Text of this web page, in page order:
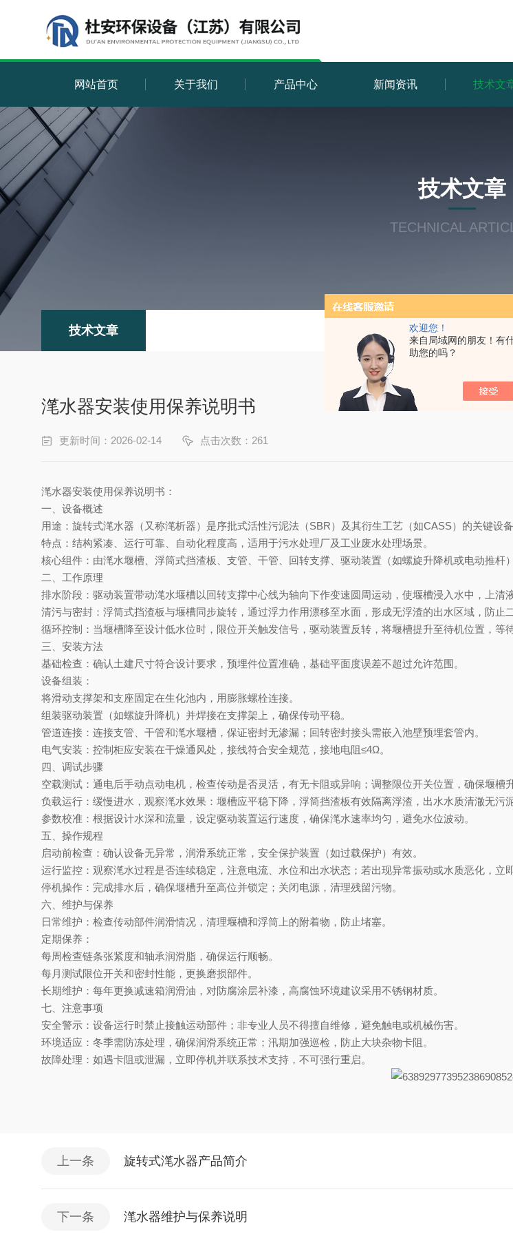
欢迎您！
来自局域网的朋友！有
助您的吗？
网站首页 关于我们 产品中心 新闻资讯 技术文
技术文章
TECHNICAL
技术文章
滗水器安装使用保养说明书
更新时间：2026-02-14 点击次数：261
滗水器安装使用保养说明书：
一、设备概述
用途 ：旋转式滗水器（又称滗析器）是序批式活性污泥法（SBR）及其衍生工艺（如CASS）的关键设
特点 ‌：结构紧凑、运行可靠、自动化程度高，适用于污水处理厂及工业废水处理场景。
核心组件 ：由滗水堰槽、浮筒式挡渣板、支管、干管、回转支撑、驱动装置（如螺旋升降机或电动推杆
二、工作原理
排水阶段 ：驱动装置带动滗水堰槽以回转支撑中心线为轴向下作变速圆周运动，使堰槽浸入水中，上清
清污与密封 ：浮筒式挡渣板与堰槽同步旋转，通过浮力作用漂移至水面，形成无浮渣的出水区域，防止
循环控制 ：当堰槽降至设计低水位时，限位开关触发信号，驱动装置反转，将堰槽提升至待机位置，等
三、安装方法
基础检查 ‌：确认土建尺寸符合设计要求，预埋件位置准确，基础平面度误差不超过允许范围。
设备组装 ‌：
将滑动支撑架和支座固定在生化池内，用膨胀螺栓连接。
组装驱动装置（如螺旋升降机）并焊接在支撑架上，确保传动平稳。
管道连接 ‌：连接支管、干管和滗水堰槽，保证密封无渗漏；回转密封接头需嵌入池壁预埋套管内。
电气安装 ‌：控制柜应安装在干燥通风处，接线符合安全规范，接地电阻≤4Ω。
四、调试步骤
空载测试 ：通电后手动点动电机，检查传动是否灵活，有无卡阻或异响；调整限位开关位置，确保堰槽
负载运行 ：缓慢进水，观察滗水效果：堰槽应平稳下降，浮筒挡渣板有效隔离浮渣，出水水质清澈无污泥
参数校准 ‌：根据设计水深和流量，设定驱动装置运行速度，确保滗水速率均匀，避免水位波动。
五、操作规程
启动前检查 ‌：确认设备无异常，润滑系统正常，安全保护装置（如过载保护）有效。
运行监控 ：观察滗水过程是否连续稳定，注意电流、水位和出水状态；若出现异常振动或水质恶化，立
停机操作 ‌：完成排水后，确保堰槽升至高位并锁定；关闭电源，清理残留污物。
六、维护与保养
日常维护 ‌：检查传动部件润滑情况，清理堰槽和浮筒上的附着物，防止堵塞。
定期保养 ‌：
每周检查链条张紧度和轴承润滑脂，确保运行顺畅。
每月测试限位开关和密封性能，更换磨损部件。
长期维护 ‌：每年更换减速箱润滑油，对防腐涂层补漆，高腐蚀环境建议采用不锈钢材质。
七、注意事项
安全警示 ‌：设备运行时禁止接触运动部件；非专业人员不得擅自维修，避免触电或机械伤害。
环境适应 ‌：冬季需防冻处理，确保润滑系统正常；汛期加强巡检，防止大块杂物卡阻。
故障处理 ‌：如遇卡阻或泄漏，立即停机并联系技术支持，不可强行重启。
上一条 旋转式滗水器产品简介
下一条 滗水器维护与保养说明